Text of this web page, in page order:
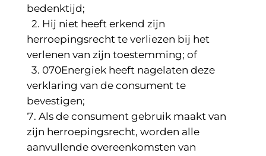
bedenktijd;
2. Hij niet heeft erkend zijn
herroepingsrecht te verliezen bij het
verlenen van zijn toestemming; of
3. 070Energiek heeft nagelaten deze
verklaring van de consument te
bevestigen;
Als de consument gebruik maakt van
zijn herroepingsrecht, worden alle
aanvullende overeenkomsten van